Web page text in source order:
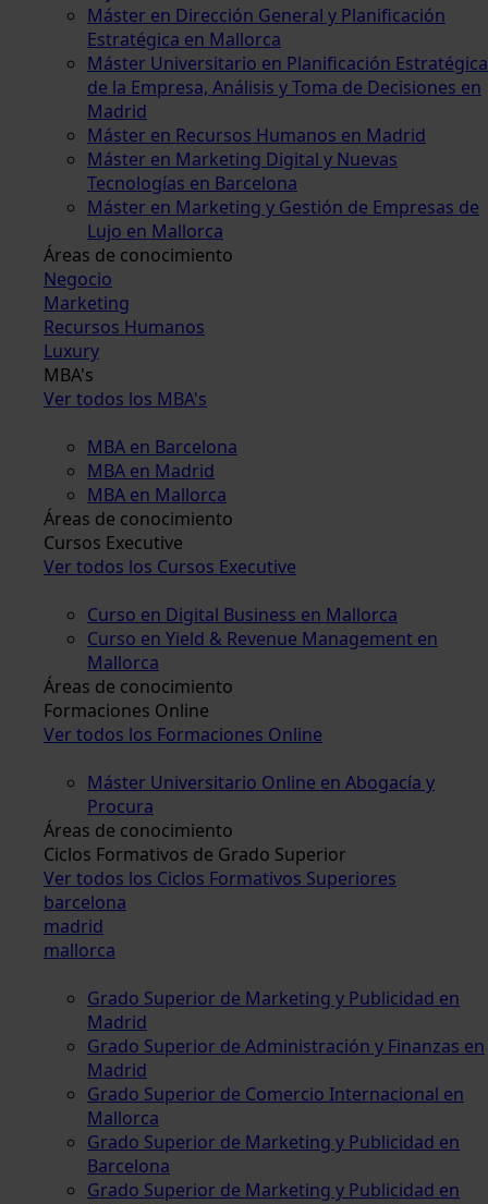
Máster en Dirección General y Planificación
Estratégica en Mallorca
Máster Universitario en Planificación Estratégica
de la Empresa, Análisis y Toma de Decisiones en
Madrid
Máster en Recursos Humanos en Madrid
Máster en Marketing Digital y Nuevas
Tecnologías en Barcelona
Máster en Marketing y Gestión de Empresas de
Lujo en Mallorca
Áreas de conocimiento
Negocio
Marketing
Recursos Humanos
Luxury
MBA's
Ver todos los MBA's
MBA en Barcelona
MBA en Madrid
MBA en Mallorca
Áreas de conocimiento
Cursos Executive
Ver todos los Cursos Executive
Curso en Digital Business en Mallorca
Curso en Yield & Revenue Management en
Mallorca
Áreas de conocimiento
Formaciones Online
Ver todos los Formaciones Online
Máster Universitario Online en Abogacía y
Procura
Áreas de conocimiento
Ciclos Formativos de Grado Superior
Ver todos los Ciclos Formativos Superiores
barcelona
madrid
mallorca
Grado Superior de Marketing y Publicidad en
Madrid
Grado Superior de Administración y Finanzas en
Madrid
Grado Superior de Comercio Internacional en
Mallorca
Grado Superior de Marketing y Publicidad en
Barcelona
Grado Superior de Marketing y Publicidad en